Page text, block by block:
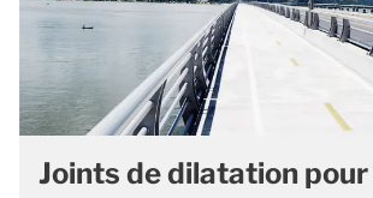
Joints de dilatation